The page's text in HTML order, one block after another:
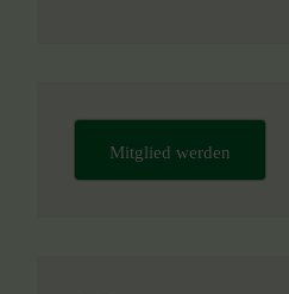
Mitglied werden